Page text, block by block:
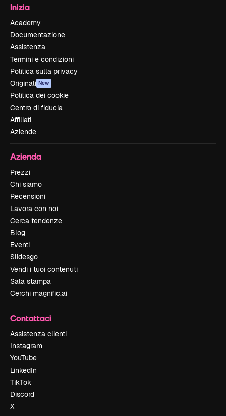
Inizia
Academy
Documentazione
Assistenza
Termini e condizioni
Politica sulla privacy
Originali New
Politica dei cookie
Centro di fiducia
Affiliati
Aziende
Azienda
Prezzi
Chi siamo
Recensioni
Lavora con noi
Cerca tendenze
Blog
Eventi
Slidesgo
Vendi i tuoi contenuti
Sala stampa
Cerchi magnific.ai
Contattaci
Assistenza clienti
Instagram
YouTube
LinkedIn
TikTok
Discord
X